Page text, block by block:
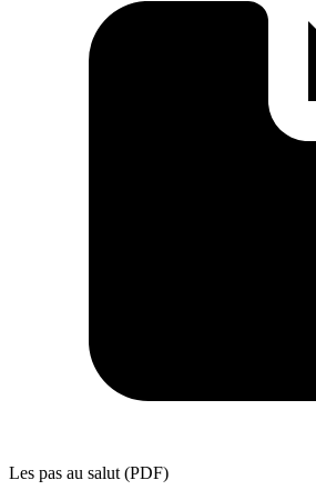
Les pas au salut (PDF)